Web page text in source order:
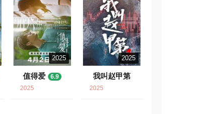
2025
值得爱
6.9
2025
2025
我叫赵甲第
2
2025